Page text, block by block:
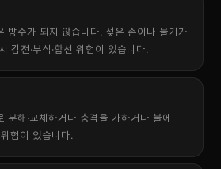
방수가 되지 않습니다. 젖은 손이나 물기가
감전·부식·합선 위험이 있습니다.
분해·교체하거나 충격을 가하거나 불에
험이 있습니다.